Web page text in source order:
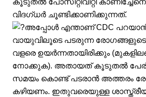
കൂടുതൽ പോസിറ്റിവിറ്റി
വിദഗ്ധർ ചൂണ്ടിക്കാണിക്കുന്നത്.
അപ്പോൾ എന്താണ് CDC പറയാൻ
വായുവിലൂടെ പടരുന്ന രോഗങ്ങളുടെ
വളരെ ഉയർന്നതായിരിക്കും
നോക്കുക). അതായത് കൂടുതൽ
സമയം കൊണ്ട് പടരാൻ അത്തരം
കഴിയണം. ഇതുവരെയുള്ള